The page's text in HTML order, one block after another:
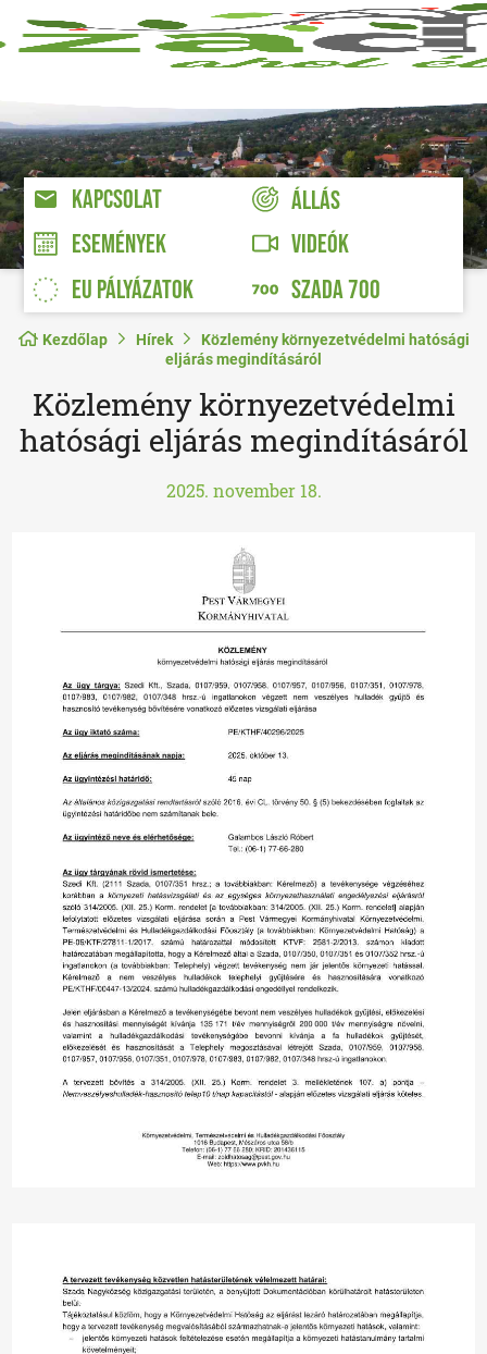
KAPCSOLAT
ÁLLÁS
ESEMÉNYEK
VIDEÓK
EU PÁLYÁZATOK
SZADA 700
Kezdőlap Hírek
Közlemény környezetvédelmi hatósági
eljárás megindításáról
Közlemény környezetvédelmi
hatósági eljárás megindításáról
2025. november 18.